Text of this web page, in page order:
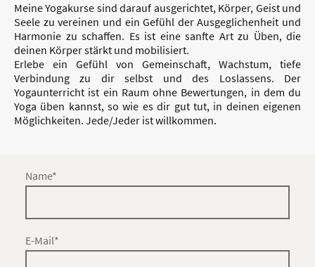
Meine Yogakurse sind darauf ausgerichtet, Körper, Geist und
Seele zu vereinen und ein Gefühl der Ausgeglichenheit und
Harmonie zu schaffen. Es ist eine sanfte Art zu Üben, die
deinen Körper stärkt und mobilisiert.
Erlebe ein Gefühl von Gemeinschaft, Wachstum, tiefe
Verbindung zu dir selbst und des Loslassens. Der
Yogaunterricht ist ein Raum ohne Bewertungen, in dem du
Yoga üben kannst, so wie es dir gut tut, in deinen eigenen
Möglichkeiten. Jede/Jeder ist willkommen.
Name*
E-Mail*